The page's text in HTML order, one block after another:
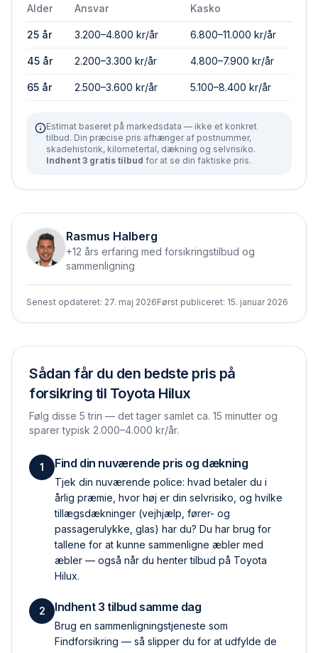
Alder Ansvar Kasko
25 år 3.200–4.800 kr/år 6.800–11.000 kr/år
45 år 2.200–3.300 kr/år 4.800–7.900 kr/år
65 år 2.500–3.600 kr/år 5.100–8.400 kr/år
Estimat baseret på markedsdata — ikke et konkret
tilbud. Din præcise pris afhænger af postnummer,
skadehistorik, kilometertal, dækning og selvrisiko.
Indhent 3 gratis tilbud for at se din faktiske pris.
Rasmus Halberg
+12 års erfaring med forsikringstilbud og
sammenligning
Senest opdateret: 27. maj 2026Først publiceret: 15. januar 2026
Sådan får du den bedste pris på
forsikring til Toyota Hilux
Følg disse 5 trin — det tager samlet ca. 15 minutter og
sparer typisk 2.000–4.000 kr/år.
1 Find din nuværende pris og dækning
Tjek din nuværende police: hvad betaler du i
årlig præmie, hvor høj er din selvrisiko, og hvilke
tillægs­dækninger (vejhjælp, fører- og
passagerulykke, glas) har du? Du har brug for
tallene for at kunne sammenligne æbler med
æbler — også når du henter tilbud på Toyota
Hilux.
2 Indhent 3 tilbud samme dag
Brug en sammenlignings­tjeneste som
Findforsikring — så slipper du for at udfylde de